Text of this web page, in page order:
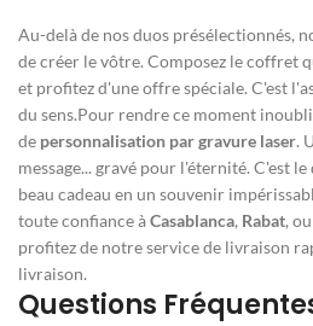
Au-delà de nos duos présélectionnés,
de créer le vôtre. Composez le coffret
et profitez d'une offre spéciale. C'est
du sens.Pour rendre ce moment
de personnalisation par gravure laser.
message... gravé pour l'éternité. C'est
beau cadeau en un souvenir
toute confiance àCasablanca, Rabat,
profitez de notre service de livraison
livraison.
Questions